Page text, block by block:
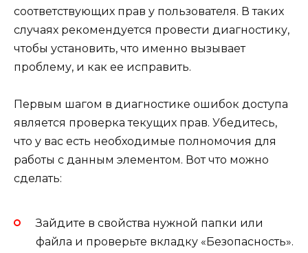
соответствующих прав у пользователя. В таких
случаях рекомендуется провести диагностику,
чтобы установить, что именно вызывает
проблему, и как ее исправить.
Первым шагом в диагностике ошибок доступа
является проверка текущих прав. Убедитесь,
что у вас есть необходимые полномочия для
работы с данным элементом. Вот что можно
сделать:
Зайдите в свойства нужной папки или
файла и проверьте вкладку «Безопасность».